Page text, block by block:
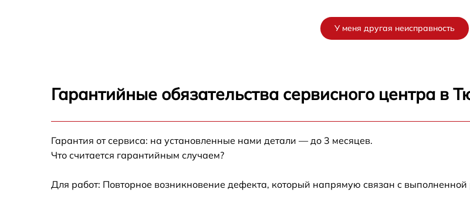
Замена микросхемы усилителя от 70 мин
Замена процессора от 70
Замена ключей управления от 70
Ремонт разъема
Ремонт электронно-лучевой трубки от 70
У меня другая неисправность
Гарантийные обязательства сервисного центра в
Гарантия от сервиса: на установленные нами детали — до 3 месяцев.
Что считается гарантийным случаем?
Для работ: Повторное возникновение дефекта, который напрямую связан с